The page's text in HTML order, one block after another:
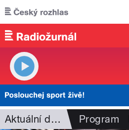
Přejít k hlavnímu obsahu
Aktuální dění Program